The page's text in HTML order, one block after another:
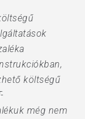
költségű
még nem